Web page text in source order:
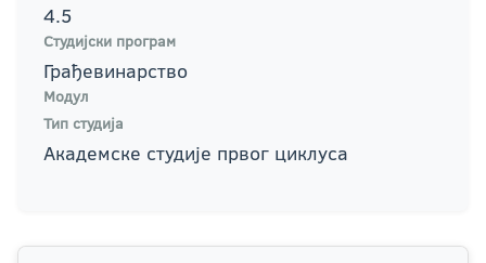
4.5
Студијски програм
Грађевинарство
Модул
Тип студија
Академске студије првог циклуса